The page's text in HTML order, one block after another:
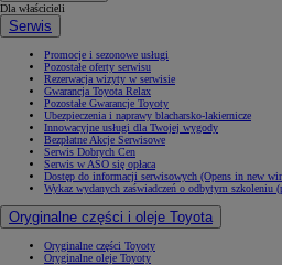
Dla właścicieli
Serwis
Promocje i sezonowe usługi
Pozostałe oferty serwisu
Rezerwacja wizyty w serwisie
Gwarancja Toyota Relax
Pozostałe Gwarancje Toyoty
Ubezpieczenia i naprawy blacharsko-lakiernicze
Innowacyjne usługi dla Twojej wygody
Bezpłatne Akcje Serwisowe
Serwis Dobrych Cen
Serwis w ASO się opłaca
Dostęp do informacji serwisowych (Opens in new
Wykaz wydanych zaświadczeń o odbytym szkoleniu
Oryginalne części i oleje Toyota
Oryginalne części Toyoty
Oryginalne oleje Toyoty